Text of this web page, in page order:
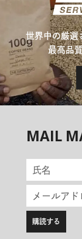
世界中の厳選
最高品
MAIL